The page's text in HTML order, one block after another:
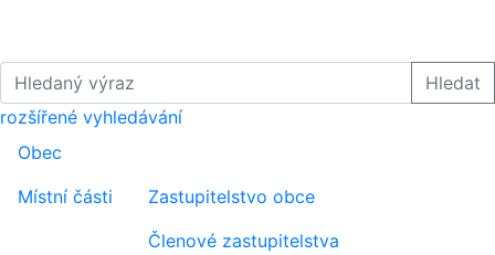
Hledaný výraz
Hledat
rozšířené vyhledávání
Obec
Místní části
Zastupitelstvo obce
Členové zastupitelstva